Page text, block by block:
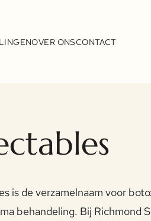
OVER ONSCONTACT
is de verzamelnaam voor
behandeling. Bij Richmond